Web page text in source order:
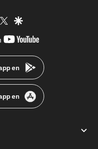
twittergoogle
youtube-
en
en